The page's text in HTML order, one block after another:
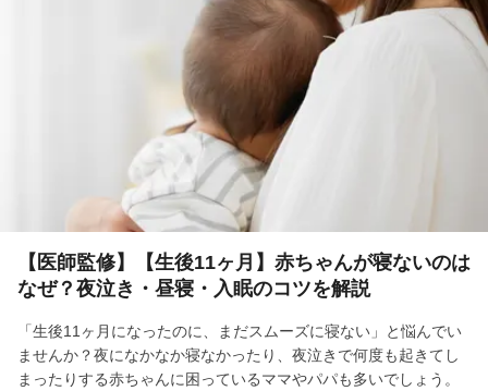
【医師監修】【生後11ヶ月】赤ちゃんが寝ないのは
なぜ？夜泣き・昼寝・入眠のコツを解説
「生後11ヶ月になったのに、まだスムーズに寝ない」と悩んでい
ませんか？夜になかなか寝なかったり、夜泣きで何度も起きてし
まったりする赤ちゃんに困っているママやパパも多いでしょう。